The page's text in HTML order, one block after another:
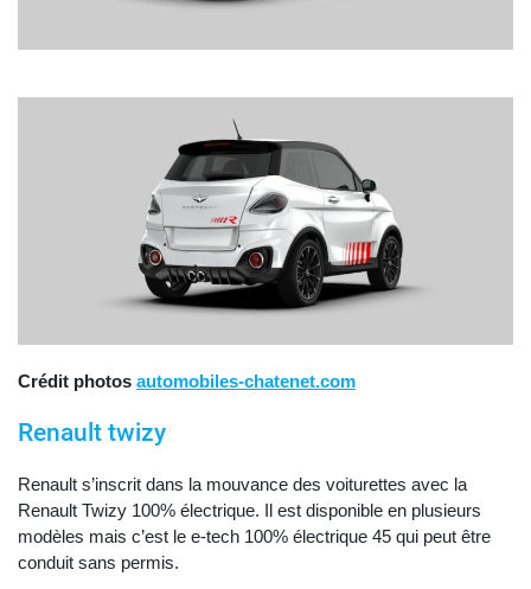
Crédit photos automobiles-chatenet.com
Renault twizy
Renault s’inscrit dans la mouvance des voiturettes avec la
Renault Twizy 100% électrique. Il est disponible en plusieurs
modèles mais c’est le e-tech 100% électrique 45 qui peut être
conduit sans permis.